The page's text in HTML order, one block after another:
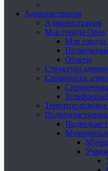
Администрация
Администрация
Мэр города Орла
Мэр города
Отчеты
Структура
Справочник